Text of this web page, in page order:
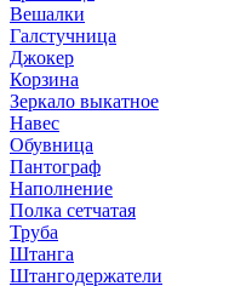
Вешалки
Галстучница
Джокер
Корзина
Зеркало выкатное
Навес
Обувница
Пантограф
Наполнение
Полка сетчатая
Труба
Штанга
Штангодержатели